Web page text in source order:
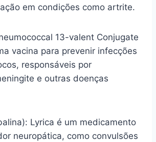
em condições como artrite.
13-valent Conjugate
vacina para prevenir infecções
responsáveis por
e outras doenças
Lyrica é um medicamento
neuropática, como convulsões